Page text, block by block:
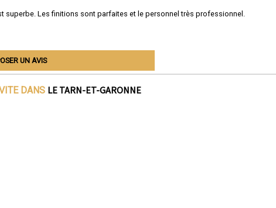
superbe. Les finitions sont parfaites et le personnel très professionnel.
UN AVIS
DANS LE TARN-ET-GARONNE